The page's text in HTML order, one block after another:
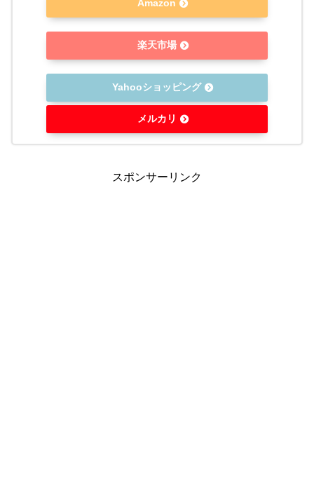
Amazon
楽天市場
Yahooショッピング
メルカリ
スポンサーリンク